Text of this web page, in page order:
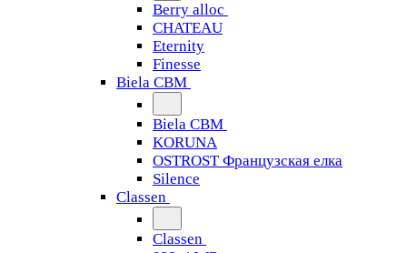
Berry alloc
CHATEAU
Eternity
Finesse
Biela CBM
Biela CBM
KORUNA
OSTROST Французская елка
Silence
Classen
Classen